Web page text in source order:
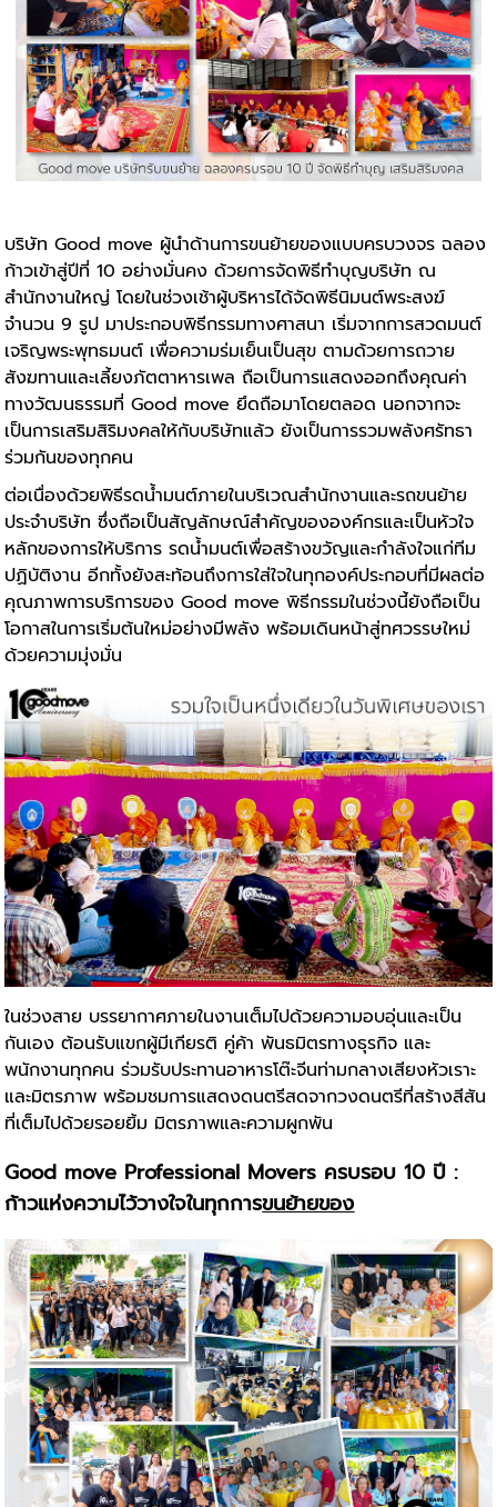
บริษัท Good move ผู้นำด้านการขนย้ายของแบบครบวงจร ฉลอง
ก้าวเข้าสู่ปีที่ 10 อย่างมั่นคง ด้วยการจัดพิธีทำบุญบริษัท ณ
สำนักงานใหญ่ โดยในช่วงเช้าผู้บริหารได้จัดพิธีนิมนต์พระสงฆ์
จำนวน 9 รูป มาประกอบพิธีกรรมทางศาสนา เริ่มจากการสวดมนต์
เจริญพระพุทธมนต์ เพื่อความร่มเย็นเป็นสุข ตามด้วยการถวาย
สังฆทานและเลี้ยงภัตตาหารเพล ถือเป็นการแสดงออกถึงคุณค่า
ทางวัฒนธรรมที่ Good move ยึดถือมาโดยตลอด นอกจากจะ
เป็นการเสริมสิริมงคลให้กับบริษัทแล้ว ยังเป็นการรวมพลังศรัทธา
ร่วมกันของทุกคน
ต่อเนื่องด้วยพิธีรดน้ำมนต์ภายในบริเวณสำนักงานและรถขนย้าย
ประจำบริษัท ซึ่งถือเป็นสัญลักษณ์สำคัญขององค์กรและเป็นหัวใจ
หลักของการให้บริการ รดน้ำมนต์เพื่อสร้างขวัญและกำลังใจแก่ทีม
ปฏิบัติงาน อีกทั้งยังสะท้อนถึงการใส่ใจในทุกองค์ประกอบที่มีผลต่อ
คุณภาพการบริการของ Good move พิธีกรรมในช่วงนี้ยังถือเป็น
โอกาสในการเริ่มต้นใหม่อย่างมีพลัง พร้อมเดินหน้าสู่ทศวรรษใหม่
ด้วยความมุ่งมั่น
ในช่วงสาย บรรยากาศภายในงานเต็มไปด้วยความอบอุ่นและเป็น
กันเอง ต้อนรับแขกผู้มีเกียรติ คู่ค้า พันธมิตรทางธุรกิจ และ
พนักงานทุกคน ร่วมรับประทานอาหารโต๊ะจีนท่ามกลางเสียงหัวเราะ
และมิตรภาพ พร้อมชมการแสดงดนตรีสดจากวงดนตรีที่สร้างสีสัน
ที่เต็มไปด้วยรอยยิ้ม มิตรภาพและความผูกพัน
Good move Professional Movers ครบรอบ 10 ปี :
ก้าวแห่งความไว้วางใจในทุกการขนย้ายของ